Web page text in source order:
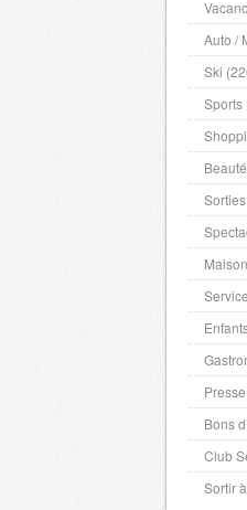
Auto /
Ski
Sports
Bons
Club
Sortir